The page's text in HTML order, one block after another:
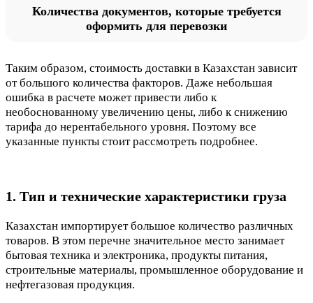
Количества документов, которые требуется
оформить для перевозки
Таким образом, стоимость доставки в Казахстан зависит
от большого количества факторов. Даже небольшая
ошибка в расчете может привести либо к
необоснованному увеличению цены, либо к снижению
тарифа до нерентабельного уровня. Поэтому все
указанные пункты стоит рассмотреть подробнее.
1. Тип и технические характеристики груза
Казахстан импортирует большое количество различных
товаров. В этом перечне значительное место занимает
бытовая техника и электроника, продукты питания,
строительные материалы, промышленное оборудование и
нефтегазовая продукция.